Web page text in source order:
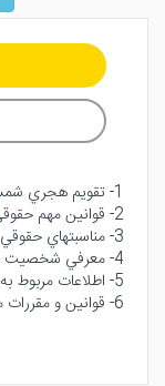
1- تقويم هجري شمسي، قمري، ميلادي
2- قوانين مهم حقوقي و كيفري
3- مناسبتهاي حقوقي
4- معرفي شخصيت هاي مبرز حقوقي
5- اطلاعات مربوط به مراكز و نهادهاي حقوقي
6- قوانين و مقررات منتشره در روزنامه رسمي سال 1404